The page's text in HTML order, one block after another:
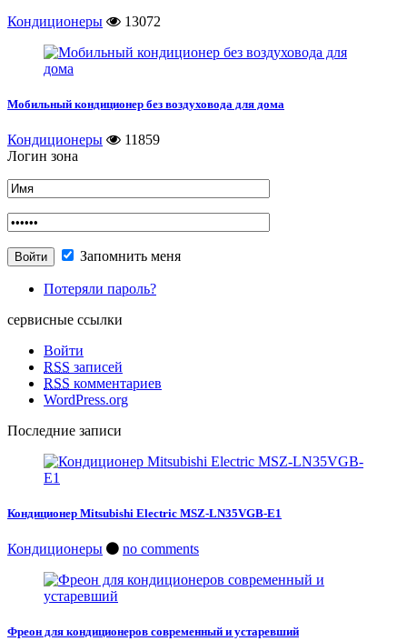
Кондиционеры 13072
Мобильный кондиционер без воздуховода для дома
Кондиционеры
11859
Логин зона
Запомнить меня
Потеряли пароль?
сервисные ссылки
Войти
RSS записей
RSS комментариев
WordPress.org
Последние записи
Кондиционер Mitsubishi Electric MSZ-LN35VGB-E1
Кондиционеры no comments
Фреон для кондиционеров современный и устаревший